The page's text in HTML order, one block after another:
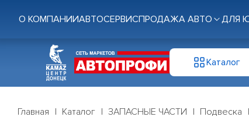
О КОМПАНИИАВТОСЕРВИСПРОДАЖА АВТО ДЛЯ
Каталог
Главная Каталог ЗАПАСНЫЕ ЧАСТИ Подвеска